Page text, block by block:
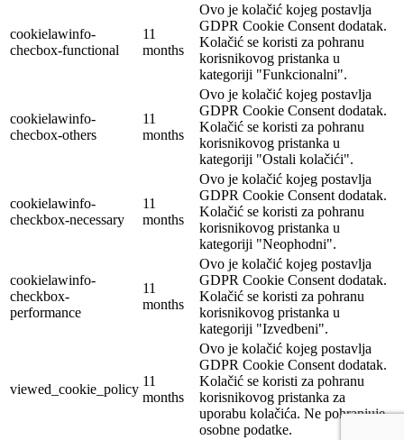
cookielawinfo-
checbox-functional
11
months
Ovo je kolačić kojeg postavlja
GDPR Cookie Consent dodatak.
Kolačić se koristi za pohranu
korisnikovog pristanka u
kategoriji "Funkcionalni".
cookielawinfo-
checbox-others
11
months
Ovo je kolačić kojeg postavlja
GDPR Cookie Consent dodatak.
Kolačić se koristi za pohranu
korisnikovog pristanka u
kategoriji "Ostali kolačići".
cookielawinfo-
checkbox-necessary
11
months
Ovo je kolačić kojeg postavlja
GDPR Cookie Consent dodatak.
Kolačić se koristi za pohranu
korisnikovog pristanka u
kategoriji "Neophodni".
cookielawinfo-
checkbox-
performance
11
months
Ovo je kolačić kojeg postavlja
GDPR Cookie Consent dodatak.
Kolačić se koristi za pohranu
korisnikovog pristanka u
kategoriji "Izvedbeni".
viewed_cookie_policy
11
months
Ovo je kolačić kojeg postavlja
GDPR Cookie Consent dodatak.
Kolačić se koristi za pohranu
korisnikovog pristanka za
uporabu kolačića. Ne pohranjuje
osobne podatke.